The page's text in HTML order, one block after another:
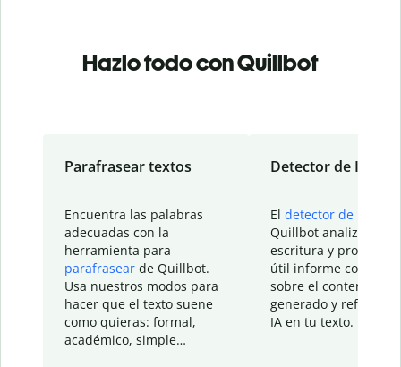
Hazlo todo con Quillbot
Parafrasear textos
Encuentra las palabras
adecuadas con la
herramienta para
parafrasear de Quillbot.
Usa nuestros modos para
hacer que el texto suene
como quieras: formal,
académico, simple…
Detector de IA
El detector de IA
Quillbot analiza tu
escritura y
útil informe con
sobre el contenido
generado y refinado
IA en tu texto.